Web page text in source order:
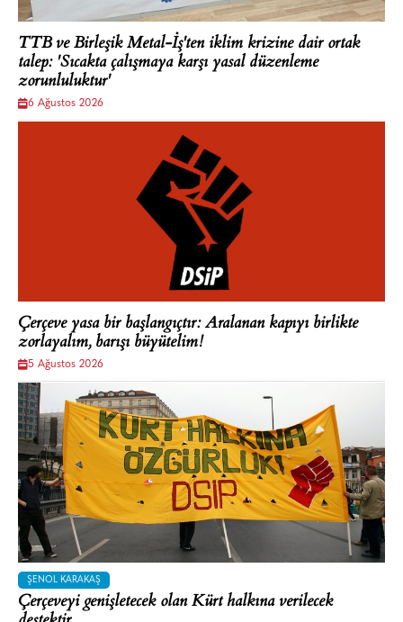
TTB ve Birleşik Metal-İş'ten iklim krizine dair ortak
talep: 'Sıcakta çalışmaya karşı yasal düzenleme
zorunluluktur'
6 Ağustos 2026
Çerçeve yasa bir başlangıçtır: Aralanan kapıyı birlikte
zorlayalım, barışı büyütelim!
5 Ağustos 2026
ŞENOL KARAKAŞ
Çerçeveyi genişletecek olan Kürt halkına verilecek